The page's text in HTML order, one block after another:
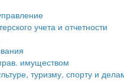
услуги
и АПК
округа Тверской области
Кашинского муниципального
учета и отчетности
имуществом
туризму, спорту и